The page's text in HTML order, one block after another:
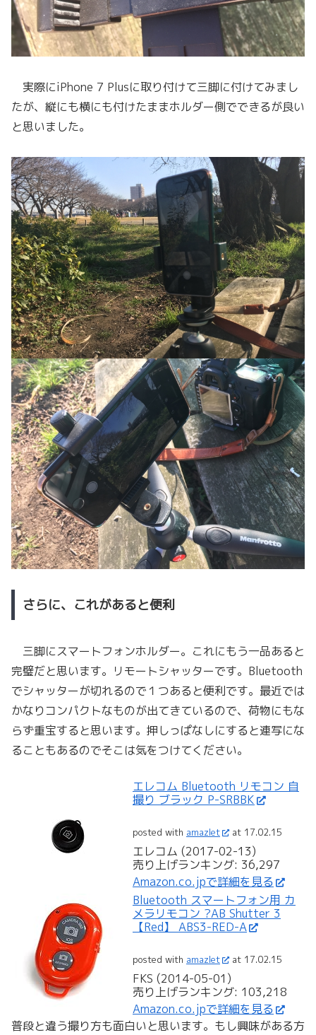
実際にiPhone 7 Plusに取り付けて三脚に付けてみまし
たが、縦にも横にも付けたままホルダー側でできるが良い
と思いました。
さらに、これがあると便利
三脚にスマートフォンホルダー。これにもう一品あると
完璧だと思います。リモートシャッターです。Bluetooth
でシャッターが切れるので１つあると便利です。最近では
かなりコンパクトなものが出てきているので、荷物にもな
らず重宝すると思います。押しっぱなしにすると連写にな
ることもあるのでそこは気をつけてください。
エレコム Bluetooth リモコン 自
撮り ブラック P-SRBBK
posted with amazlet at 17.02.15
エレコム (2017-02-13)
売り上げランキング: 36,297
Amazon.co.jpで詳細を見る
Bluetooth スマートフォン用 カ
メラリモコン ?AB Shutter 3
【Red】 ABS3-RED-A
posted with amazlet at 17.02.15
FKS (2014-05-01)
売り上げランキング: 103,218
Amazon.co.jpで詳細を見る
普段と違う撮り方も面白いと思います。もし興味がある方